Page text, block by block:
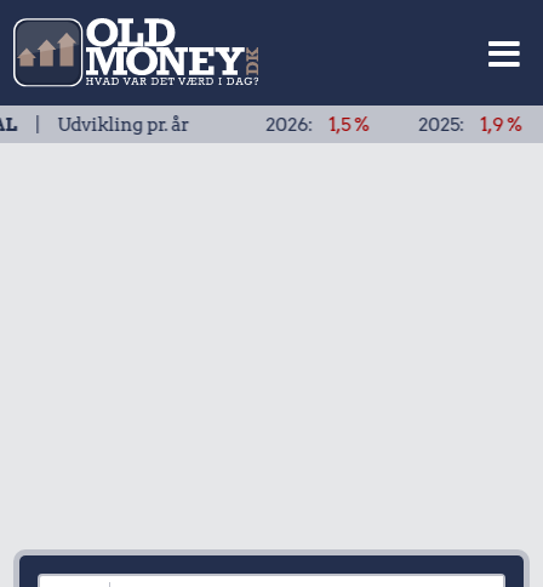
pr. år2026: 1,5 % 2025: 1,9 % 2024: